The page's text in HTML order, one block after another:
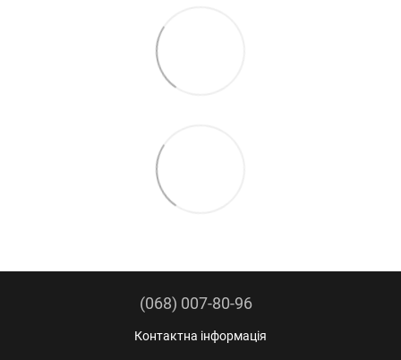
(068) 007-80-96
Контактна інформація